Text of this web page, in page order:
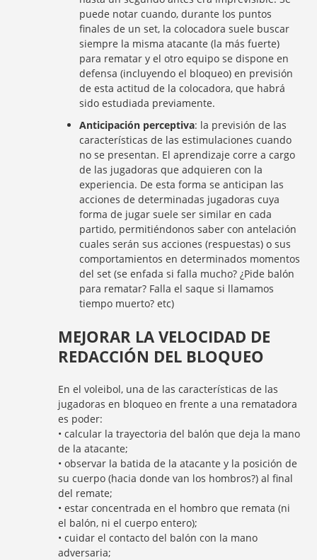
puede notar cuando, durante los puntos
finales de un set, la colocadora suele buscar
siempre la misma atacante (la más fuerte)
para rematar y el otro equipo se dispone en
defensa (incluyendo el bloqueo) en previsión
de esta actitud de la colocadora, que habrá
sido estudiada previamente.
Anticipación perceptiva: la previsión de las
características de las estimulaciones cuando
no se presentan. El aprendizaje corre a cargo
de las jugadoras que adquieren con la
experiencia. De esta forma se anticipan las
acciones de determinadas jugadoras cuya
forma de jugar suele ser similar en cada
partido, permitiéndonos saber con antelación
cuales serán sus acciones (respuestas) o sus
comportamientos en determinados momentos
del set (se enfada si falla mucho? ¿Pide balón
para rematar? Falla el saque si llamamos
tiempo muerto? etc)
MEJORAR LA VELOCIDAD DE
REDACCIÓN DEL BLOQUEO
En el voleibol, una de las características de las
jugadoras en bloqueo en frente a una rematadora
es poder:
• calcular la trayectoria del balón que deja la mano
de la atacante;
• observar la batida de la atacante y la posición de
su cuerpo (hacia donde van los hombros?) al final
del remate;
• estar concentrada en el hombro que remata (ni
el balón, ni el cuerpo entero);
• cuidar el contacto del balón con la mano
adversaria;